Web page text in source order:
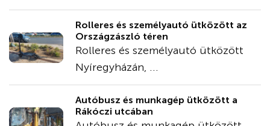
Rolleres és személyautó ütközött az
Országzászló téren
Rolleres és személyautó ütközött
Nyíregyházán, ...
Autóbusz és munkagép ütközött a
Rákóczi utcában